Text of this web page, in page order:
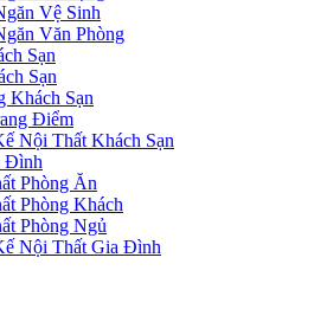
Vệ Sinh
Văn Phòng
Sạn
Sạn
Khách Sạn
Điểm
Nội Thất Khách Sạn
Đình
Phòng Ăn
Phòng Khách
Phòng Ngủ
Nội Thất Gia Đình